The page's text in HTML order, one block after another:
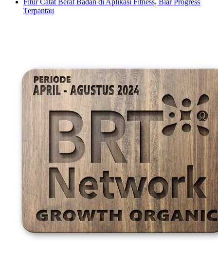
Fitur Catat Berat Badan di Aplikasi Fitness, Biar Progress
Terpantau